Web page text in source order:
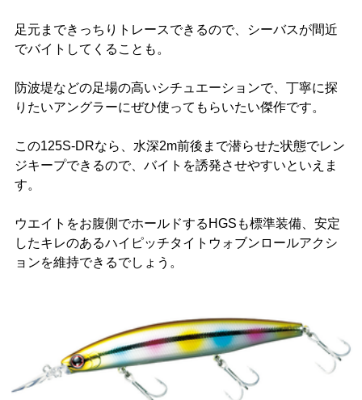
足元まできっちりトレースできるので、シーバスが間近
でバイトしてくることも。
防波堤などの足場の高いシチュエーションで、丁寧に探
りたいアングラーにぜひ使ってもらいたい傑作です。
この125S-DRなら、水深2m前後まで潜らせた状態でレン
ジキープできるので、バイトを誘発させやすいといえま
す。
ウエイトをお腹側でホールドするHGSも標準装備、安定
したキレのあるハイピッチタイトウォブンロールアクシ
ョンを維持できるでしょう。